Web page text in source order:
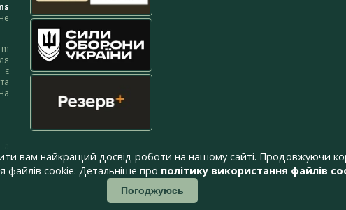
є
вам найкращий досвід роботи на нашому сайті. Продовжуючи
файлів cookie. Детальніше про політику використання файлів
Погоджуюсь